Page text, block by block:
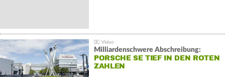
Milliardenschwere Abschreibung:
PORSCHE SE TIEF IN DEN ROTEN
ZAHLEN